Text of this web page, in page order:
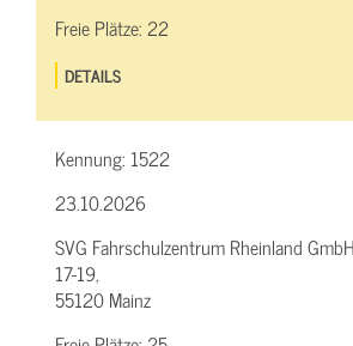
Freie Plätze:22
DETAILS
Kennung: 1522
23.10.2026
SVG Fahrschulzentrum Rheinland
17-19,
55120 Mainz